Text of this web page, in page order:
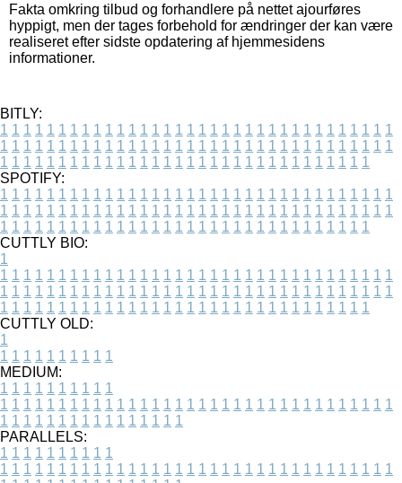
Fakta omkring tilbud og forhandlere på nettet ajourføres
hyppigt, men der tages forbehold for ændringer der kan være
realiseret efter sidste opdatering af hjemmesidens
informationer.
BITLY:
1 1 1 1 1 1 1 1 1 1 1 1 1 1 1 1 1 1 1 1 1 1 1 1 1 1 1 1 1 1 1 1 1 1
1 1 1 1 1 1 1 1 1 1 1 1 1 1 1 1 1 1 1 1 1 1 1 1 1 1 1 1 1 1 1 1 1 1
1 1 1 1 1 1 1 1 1 1 1 1 1 1 1 1 1 1 1 1 1 1 1 1 1 1 1 1 1 1 1 1
SPOTIFY:
1 1 1 1 1 1 1 1 1 1 1 1 1 1 1 1 1 1 1 1 1 1 1 1 1 1 1 1 1 1 1 1 1 1
1 1 1 1 1 1 1 1 1 1 1 1 1 1 1 1 1 1 1 1 1 1 1 1 1 1 1 1 1 1 1 1 1 1
1 1 1 1 1 1 1 1 1 1 1 1 1 1 1 1 1 1 1 1 1 1 1 1 1 1 1 1 1 1 1 1
CUTTLY BIO:
1
1 1 1 1 1 1 1 1 1 1 1 1 1 1 1 1 1 1 1 1 1 1 1 1 1 1 1 1 1 1 1 1 1 1
1 1 1 1 1 1 1 1 1 1 1 1 1 1 1 1 1 1 1 1 1 1 1 1 1 1 1 1 1 1 1 1 1 1
1 1 1 1 1 1 1 1 1 1 1 1 1 1 1 1 1 1 1 1 1 1 1 1 1 1 1 1 1 1 1 1
CUTTLY OLD:
1
1 1 1 1 1 1 1 1 1 1
MEDIUM:
1 1 1 1 1 1 1 1 1 1
1 1 1 1 1 1 1 1 1 1 1 1 1 1 1 1 1 1 1 1 1 1 1 1 1 1 1 1 1 1 1 1 1 1
1 1 1 1 1 1 1 1 1 1 1 1 1 1 1 1
PARALLELS:
1 1 1 1 1 1 1 1 1 1
1 1 1 1 1 1 1 1 1 1 1 1 1 1 1 1 1 1 1 1 1 1 1 1 1 1 1 1 1 1 1 1 1 1